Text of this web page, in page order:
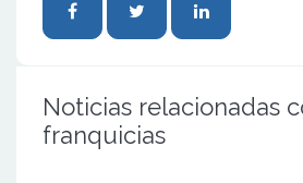
Noticias relacionadas
franquicias